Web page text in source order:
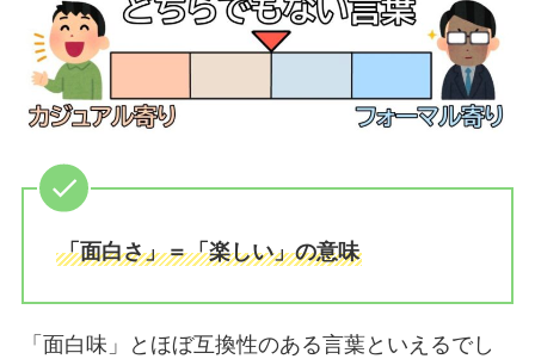
「面白さ」＝「楽しい」の意味
「面白味」とほぼ互換性のある言葉といえるでし